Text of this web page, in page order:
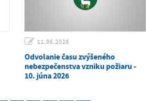
11.06.2026
Odvolanie času zvýšeného
nebezpečenstva vzniku požiaru -
10. júna 2026